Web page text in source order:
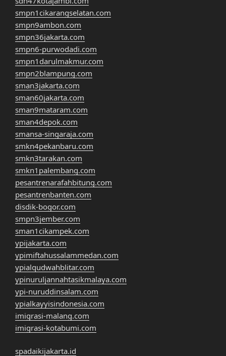
smpn1cikarangselatan.com
smpn9ambon.com
smpn36jakarta.com
smpn6-purwodadi.com
smpn1darulmakmur.com
smpn2blampung.com
sman3jakarta.com
sman60jakarta.com
sman9mataram.com
sman4depok.com
smansa-singaraja.com
smkn4pekanbaru.com
smkn3tarakan.com
smkn1palembang.com
pesantrenarafahbitung.com
pesantrenbanten.com
disdik-bogor.com
smpn3jember.com
sman1cikampek.com
ypijakarta.com
ypimiftahussalammedan.com
ypialqudwahblitar.com
ypinuruljannahtasikmalaya.com
ypi-nuruddinsalam.com
ypialkayyisindonesia.com
imigrasi-malang.com
imigrasi-kotabumi.com
spadaikijakarta.id